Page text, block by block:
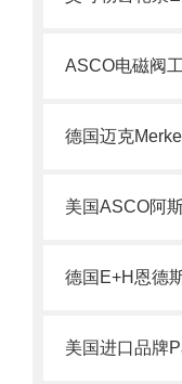
ASCO电磁阀
德国迈克
美国ASCO阿
德国E+H恩德